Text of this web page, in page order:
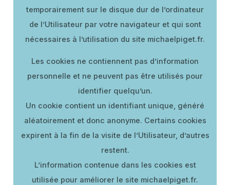
temporairement sur le disque dur de l’ordinateur
de l’Utilisateur par votre navigateur et qui sont
nécessaires à l’utilisation du site michaelpiget.fr.
Les cookies ne contiennent pas d’information
personnelle et ne peuvent pas être utilisés pour
identifier quelqu’un.
Un cookie contient un identifiant unique, généré
aléatoirement et donc anonyme. Certains cookies
expirent à la fin de la visite de l’Utilisateur, d’autres
restent.
L’information contenue dans les cookies est
utilisée pour améliorer le site michaelpiget.fr.